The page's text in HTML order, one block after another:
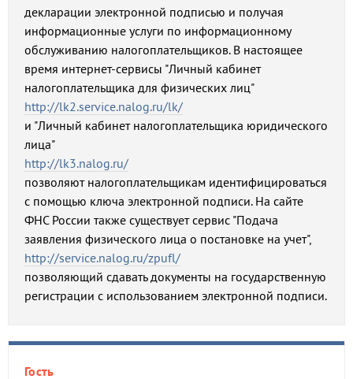
декларации электронной подписью и получая
информационные услуги по информационному
обслуживанию налогоплательщиков. В настоящее
время интернет-сервисы "Личный кабинет
налогоплательщика для физических лиц"
http://lk2.service.nalog.ru/lk/
и "Личный кабинет налогоплательщика юридического
лица"
http://lk3.nalog.ru/
позволяют налогоплательщикам идентифицироваться
с помощью ключа электронной подписи. На сайте
ФНС России также существует сервис "Подача
заявления физического лица о постановке на учет",
http://service.nalog.ru/zpufl/
позволяющий сдавать документы на государственную
регистрации с использованием электронной подписи.
Гость